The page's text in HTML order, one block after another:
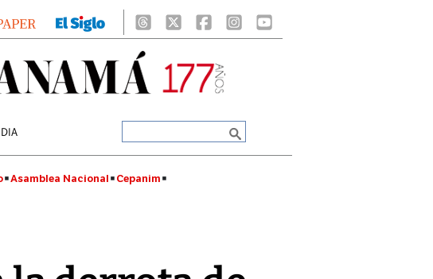
Asamblea Nacional Cepanim